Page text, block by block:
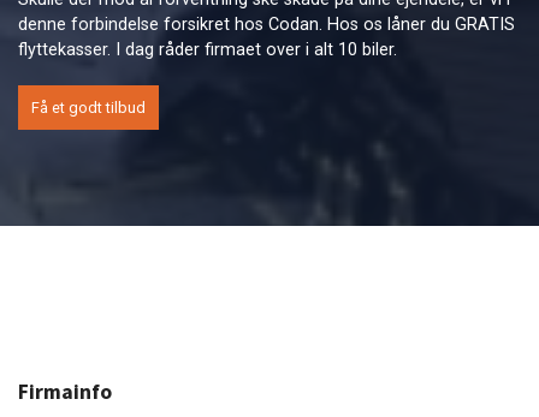
denne forbindelse forsikret hos Codan. Hos os låner du GRATIS
flyttekasser. I dag råder firmaet over i alt 10 biler.
Få et godt tilbud
Firmainfo